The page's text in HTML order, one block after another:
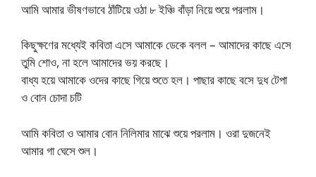
আমি আমার ভীষণভাবে ঠাঁটিয়ে ওঠা ৮ ইঞ্চি বাঁড়া নিয়ে শুয়ে পরলাম।
কিছুক্ষণের মধ্যেই কবিতা এসে আমাকে ডেকে বলল – আমাদের কাছে এসে
তুমি শোও, না হলে আমাদের ভয় করছে।
বাধ্য হয়ে আমাকে ওদের কাছে গিয়ে শুতে হল। পাছার কাছে বসে দুধ টেপা
ও বোন চোদা চটি
আমি কবিতা ও আমার বোন নিলিমার মাঝে শুয়ে পরলাম। ওরা দুজনেই
আমার গা ঘেসে শুল।